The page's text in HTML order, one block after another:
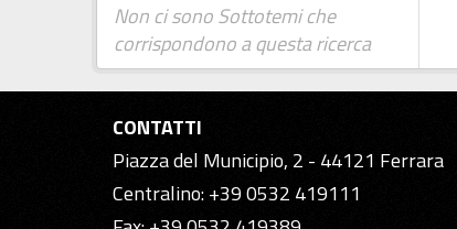
Non ci sono Sottotemi che
corrispondono a questa ricerca
CONTATTI
Piazza del Municipio, 2 - 44121 Ferrara
Centralino: +39 0532 419111